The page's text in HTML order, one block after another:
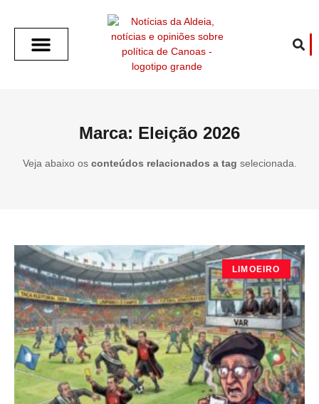
Marca: Eleição 2026
Veja abaixo os conteúdos relacionados a tag selecionada.
LIMOEIRO